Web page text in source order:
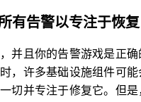
有告警以专注于恢复
并且你的告警游戏是正
，许多基础设施组件可
切并专注于修复它。但